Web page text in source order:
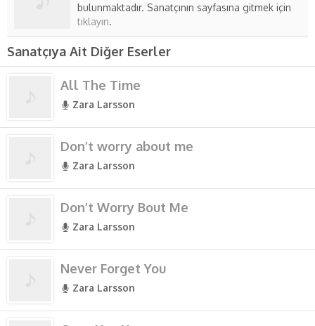
bulunmaktadır. Sanatçının sayfasına gitmek için
tıklayın.
Sanatçıya Ait Diğer Eserler
All The Time
Zara Larsson
Don’t worry about me
Zara Larsson
Don’t Worry Bout Me
Zara Larsson
Never Forget You
Zara Larsson